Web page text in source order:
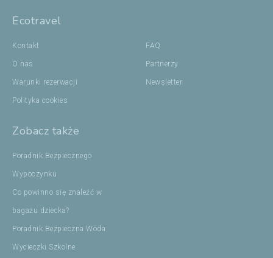
Ecotravel
Kontakt
O nas
Warunki rezerwacji
Polityka cookies
FAQ
Partnerzy
Newsletter
Zobacz także
Poradnik Bezpiecznego
Wypoczynku
Co powinno się znaleźć w
bagażu dziecka?
Poradnik Bezpieczna Woda
Wycieczki Szkolne